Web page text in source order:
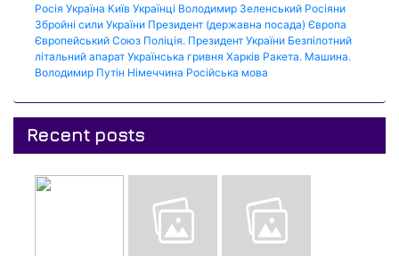
Росія Україна Київ Українці Володимир Зеленський Росіяни
Збройні сили України Президент (державна посада) Європа
Європейський Союз Поліція. Президент України Безпілотний
літальний апарат Українська гривня Харків Ракета. Машина.
Володимир Путін Німеччина Російська мова
Recent posts